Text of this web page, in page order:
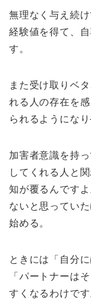
無理なく与え続
経験値を得て、
す。
また受け取りベ
れる人の存在を
られるようにな
加害者意識を持
してくれる人と
知が覆るんです
ないと思ってい
始める。
ときには「自分
「パートナーは
すくなるわけで